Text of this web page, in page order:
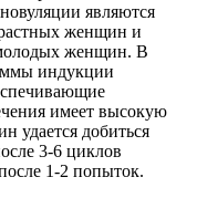
являются
женщин и
женщин. В
индукции
имеет высокую
удается добиться
3-6 циклов
1-2 попыток.